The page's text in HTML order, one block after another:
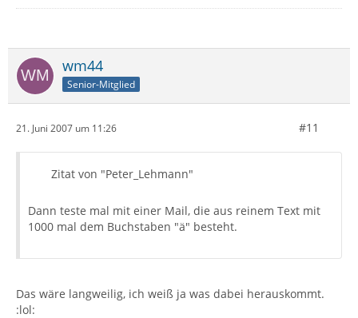
wm44
Senior-Mitglied
21. Juni 2007 um 11:26 #11
Zitat von "Peter_Lehmann"
Dann teste mal mit einer Mail, die aus reinem Text mit
1000 mal dem Buchstaben "ä" besteht.
Das wäre langweilig, ich weiß ja was dabei herauskommt.
:lol: